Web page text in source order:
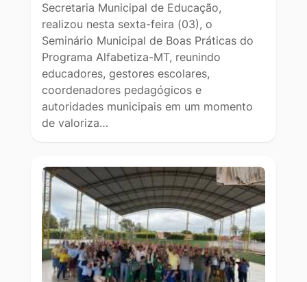
Secretaria Municipal de Educação,
realizou nesta sexta-feira (03), o
Seminário Municipal de Boas Práticas do
Programa Alfabetiza-MT, reunindo
educadores, gestores escolares,
coordenadores pedagógicos e
autoridades municipais em um momento
de valoriza…